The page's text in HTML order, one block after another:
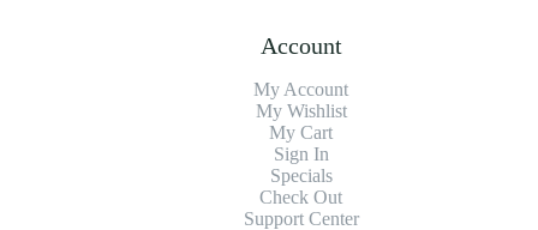
Account
My Account
My Wishlist
My Cart
Sign In
Specials
Check Out
Support Center